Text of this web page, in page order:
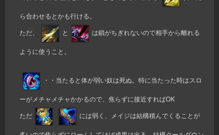
ら合わせるとかも行ける。
ただ、
と は鎖がちぎれないので相手から離れる
ように使うこと。
・・当たると体が弱い奴は死ぬ。特に当たった時はスロ
ーがメチャメチャかかるので、焦らずに接近すればOK
ただ
には弱く、メイジは結構積んでくることが